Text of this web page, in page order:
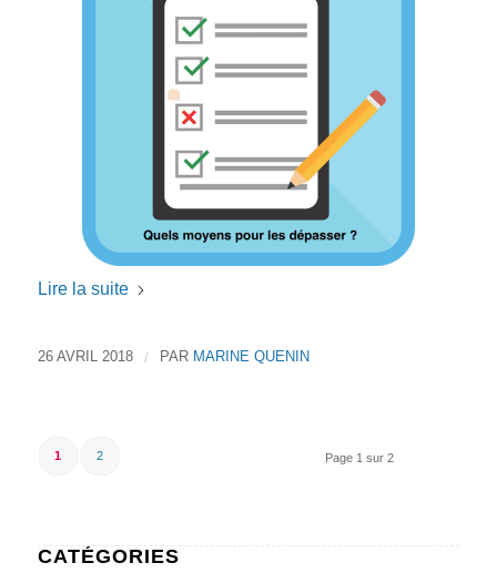
Lire la suite
26 AVRIL 2018 / PAR MARINE QUENIN
Page 1 sur 2
1 2
CATÉGORIES